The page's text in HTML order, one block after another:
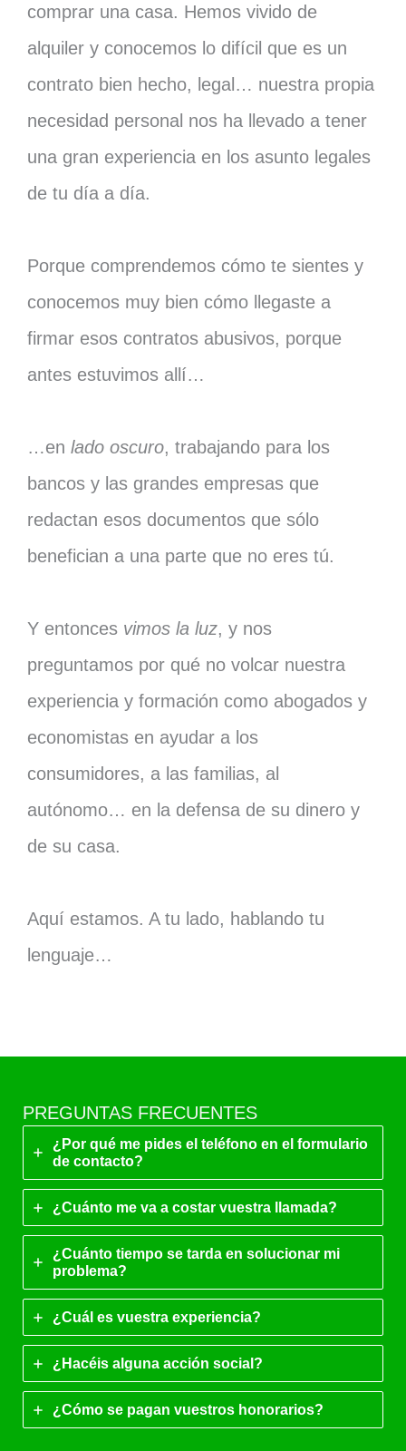
comprar una casa. Hemos vivido de
alquiler y conocemos lo difícil que es un
contrato bien hecho, legal… nuestra propia
necesidad personal nos ha llevado a tener
una gran experiencia en los asunto legales
de tu día a día.
Porque comprendemos cómo te sientes y
conocemos muy bien cómo llegaste a
firmar esos contratos abusivos, porque
antes estuvimos allí…
…en lado oscuro, trabajando para los
bancos y las grandes empresas que
redactan esos documentos que sólo
benefician a una parte que no eres tú.
Y entonces vimos la luz, y nos
preguntamos por qué no volcar nuestra
experiencia y formación como abogados y
economistas en ayudar a los
consumidores, a las familias, al
autónomo… en la defensa de su dinero y
de su casa.
Aquí estamos. A tu lado, hablando tu
lenguaje…
PREGUNTAS FRECUENTES
¿Por qué me pides el teléfono en el formulario
de contacto?
¿Cuánto me va a costar vuestra llamada?
¿Cuánto tiempo se tarda en solucionar mi
problema?
¿Cuál es vuestra experiencia?
¿Hacéis alguna acción social?
¿Cómo se pagan vuestros honorarios?